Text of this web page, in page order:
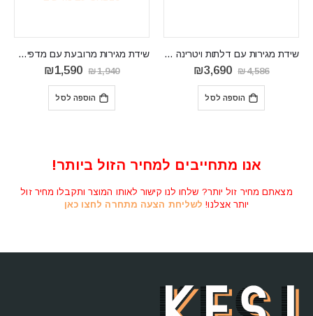
שידת מגירות עם דלתות ויטרינה LISSO LI05
₪4,586
המחיר
המקורי
היה:
₪4,586.
₪3,690
הוספה לסל
שידת מגירות מרובעת עם מדפים SKY SK120
₪1,940
המחיר
המקורי
היה:
₪1,940.
₪1,590
הוספה לסל
אנו מתחייבים למחיר הזול ביותר!
מצאתם מחיר זול יותר? שלחו לנו קישור לאותו המוצר ותקבלו מחיר זול
יותר אצלנו! לשליחת הצעה מתחרה לחצו כאן